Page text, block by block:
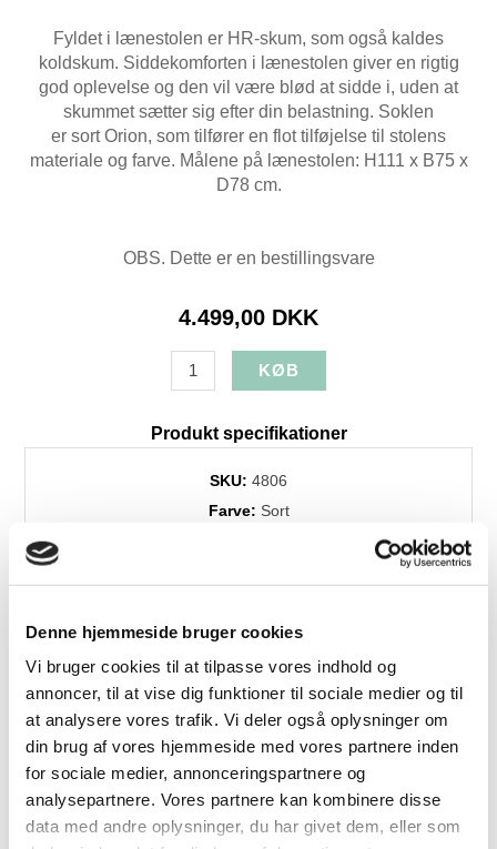
Denne hjemmeside bruger cookies
Vi bruger cookies til at tilpasse vores indhold og
annoncer, til at vise dig funktioner til sociale medier og til
at analysere vores trafik. Vi deler også oplysninger om
din brug af vores hjemmeside med vores partnere inden
for sociale medier, annonceringspartnere og
analysepartnere. Vores partnere kan kombinere disse
data med andre oplysninger, du har givet dem, eller som
Fyldet i lænestolen er HR-skum, som også kaldes
koldskum. Siddekomforten i lænestolen giver en rigtig
god oplevelse og den vil være blød at sidde i, uden at
skummet sætter sig efter din belastning. Soklen
er sort Orion, som tilfører en flot tilføjelse til stolens
materiale og farve. Målene på lænestolen: H111 x B75 x
D78 cm.
OBS. Dette er en bestillingsvare
4.499,00 DKK
Produkt specifikationer
SKU: 4806
Farve: Sort
Levering:+4 uger
Relaterede produkter
Flere